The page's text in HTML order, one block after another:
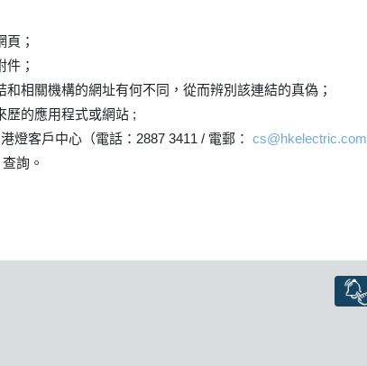
；
；
相關機構的網址有何不同，從而辨別該連結的真偽；
歷的應用程式或網站 ;
港燈客戶中心（電話：2887 3411 / 電郵： cs@hkelectric.com
詢。